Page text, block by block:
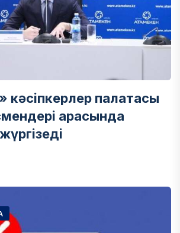
кәсіпкерлер палатасы
арасында